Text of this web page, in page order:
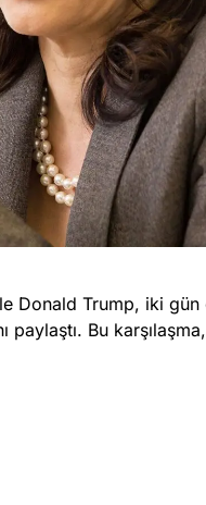
Donald Trump, iki
Bu